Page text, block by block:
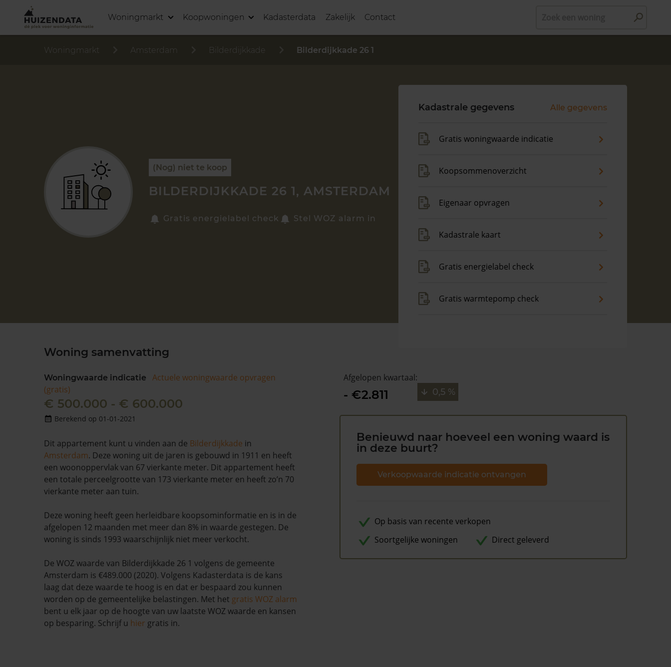
Woningmarkt Koopwoningen Kadasterdata Zakelijk Contact
Woningmarkt Amsterdam Bilderdijkkade Bilderdijkkade 26 1
(Nog) niet te koop
BILDERDIJKKADE 26 1, AMSTERDAM
Gratis energielabel check Stel WOZ alarm in
Kadastrale gegevens Alle gegevens
Gratis woningwaarde indicatie
Koopsommenoverzicht
Eigenaar opvragen
Kadastrale kaart
Gratis energielabel check
Gratis warmtepomp check
Woning samenvatting
Woningwaarde indicatie
Actuele woningwaarde opvragen
(gratis)
€ 500.000 - € 600.000
Berekend op 01-01-2021
Dit appartement kunt u vinden aan de Bilderdijkkade in
Amsterdam. Deze woning uit de jaren is gebouwd in 1911 en heeft
een woonoppervlak van 67 vierkante meter. Dit appartement heeft
een totale perceelgrootte van 173 vierkante meter en heeft zo’n 70
vierkante meter aan tuin.
Deze woning heeft geen herleidbare koopsominformatie en is in de
afgelopen 12 maanden met meer dan 8% in waarde gestegen. De
woning is sinds 1993 waarschijnlijk niet meer verkocht.
De WOZ waarde van Bilderdijkkade 26 1 volgens de gemeente
Amsterdam is €489.000 (2020). Volgens Kadasterdata is de kans
laag dat deze waarde te hoog is en dat er bespaard zou kunnen
worden op de gemeentelijke belastingen. Met het gratis WOZ alarm
bent u elk jaar op de hoogte van uw laatste WOZ waarde en kansen
op besparing. Schrijf u hier gratis in.
Afgelopen kwartaal:
- €2.811 0,5 %
Benieuwd naar hoeveel een woning waard is
in deze buurt?
Verkoopwaarde indicatie ontvangen
Op basis van recente verkopen
Soortgelijke woningen
Direct geleverd